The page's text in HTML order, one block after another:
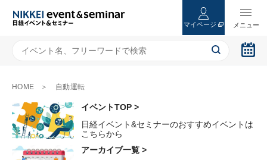
マイページ
HOME 自動運転
イベントTOP >
日経イベント&セミナーのおすすめイベントは
こちらから
アーカイブ一覧 >